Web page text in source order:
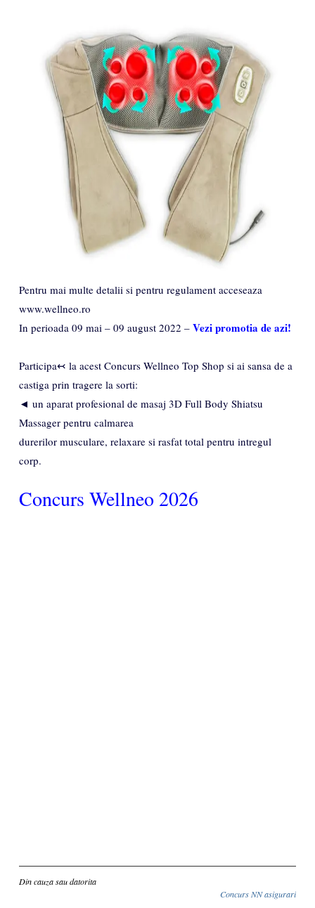
Pentru mai multe detalii si pentru regulament acceseaza
www.wellneo.ro
In perioada 09 mai – 09 august 2022 – Vezi promotia de azi!
Participa↢ la acest Concurs Wellneo Top Shop si ai sansa de a
castiga prin tragere la sorti:
◄ un aparat profesional de masaj 3D Full Body Shiatsu
Massager pentru calmarea
durerilor musculare, relaxare si rasfat total pentru intregul
corp.
Concurs Wellneo 2026
Inscriere
Din cauza sau datorita
Concurs NN asigurari